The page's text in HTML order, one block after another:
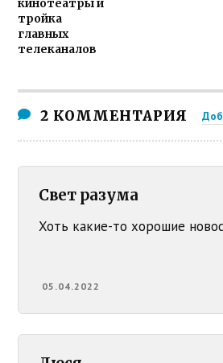
кинотеатры и
тройка
главных
телеканалов
2 КОММЕНТАРИЯ
Свет разума
Хоть какие-то хорошие
05.04.2022